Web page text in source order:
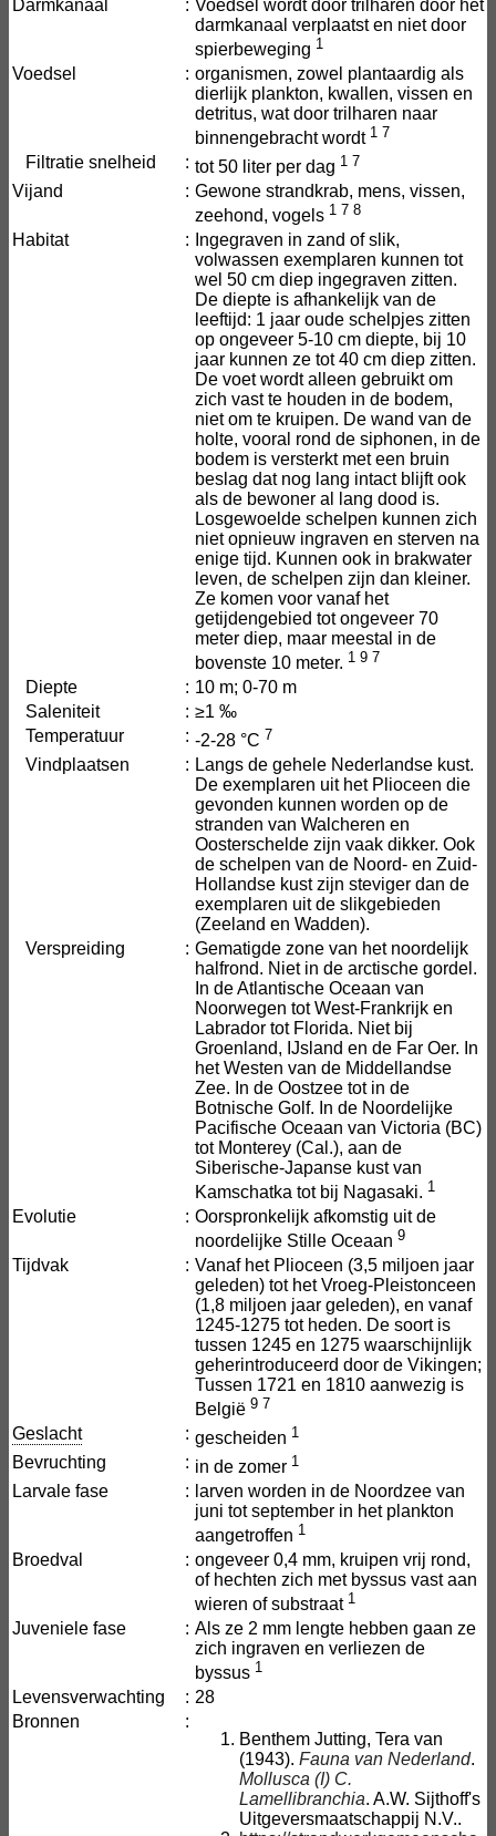
Darmkanaal : Voedsel wordt door trilharen door het
darmkanaal verplaatst en niet door
spierbeweging 1
Voedsel : organismen, zowel plantaardig als
dierlijk plankton, kwallen, vissen en
detritus, wat door trilharen naar
binnengebracht wordt 1 7
Filtratie snelheid : tot 50 liter per dag 1 7
Vijand : Gewone strandkrab, mens, vissen,
zeehond, vogels 1 7 8
Habitat :
Ingegraven in zand of slik,
volwassen exemplaren kunnen tot
wel 50 cm diep ingegraven zitten.
De diepte is afhankelijk van de
leeftijd: 1 jaar oude schelpjes zitten
op ongeveer 5-10 cm diepte, bij 10
jaar kunnen ze tot 40 cm diep zitten.
De voet wordt alleen gebruikt om
zich vast te houden in de bodem,
niet om te kruipen. De wand van de
holte, vooral rond de siphonen, in de
bodem is versterkt met een bruin
beslag dat nog lang intact blijft ook
als de bewoner al lang dood is.
Losgewoelde schelpen kunnen zich
niet opnieuw ingraven en sterven na
enige tijd. Kunnen ook in brakwater
leven, de schelpen zijn dan kleiner.
Ze komen voor vanaf het
getijdengebied tot ongeveer 70
meter diep, maar meestal in de
bovenste 10 meter. 1 9 7
Diepte : 10 m; 0-70 m
Saleniteit
: ≥1 ‰
Temperatuur
: -2-28 °C 7
Vindplaatsen : Langs de gehele Nederlandse kust.
De exemplaren uit het Plioceen die
gevonden kunnen worden op de
stranden van Walcheren en
Oosterschelde zijn vaak dikker. Ook
de schelpen van de Noord- en Zuid-
Hollandse kust zijn steviger dan de
exemplaren uit de slikgebieden
(Zeeland en Wadden).
Verspreiding
: Gematigde zone van het noordelijk
halfrond. Niet in de arctische gordel.
In de Atlantische Oceaan van
Noorwegen tot West-Frankrijk en
Labrador tot Florida. Niet bij
Groenland, IJsland en de Far Oer. In
het Westen van de Middellandse
Zee. In de Oostzee tot in de
Botnische Golf. In de Noordelijke
Pacifische Oceaan van Victoria (BC)
tot Monterey (Cal.), aan de
Siberische-Japanse kust van
Kamschatka tot bij Nagasaki. 1
Evolutie : Oorspronkelijk afkomstig uit de
noordelijke Stille Oceaan 9
Tijdvak : Vanaf het Plioceen (3,5 miljoen jaar
geleden) tot het Vroeg-Pleistonceen
(1,8 miljoen jaar geleden), en vanaf
1245-1275 tot heden. De soort is
tussen 1245 en 1275 waarschijnlijk
geherintroduceerd door de Vikingen;
Tussen 1721 en 1810 aanwezig is
België 9 7
Geslacht : gescheiden 1
Bevruchting : in de zomer 1
Larvale fase : larven worden in de Noordzee van
juni tot september in het plankton
aangetroffen 1
Broedval : ongeveer 0,4 mm, kruipen vrij rond,
of hechten zich met byssus vast aan
wieren of substraat 1
Juveniele fase : Als ze 2 mm lengte hebben gaan ze
zich ingraven en verliezen de
byssus 1
Levensverwachting : 28
Bronnen
:
Benthem Jutting, Tera van
(1943). Fauna van Nederland.
Mollusca (I) C.
Lamellibranchia. A.W. Sijthoff's
Uitgeversmaatschappij N.V..